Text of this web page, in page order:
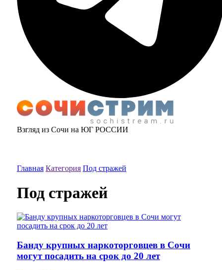
Взгляд из Сочи на ЮГ РОССИИ
Главная Категория Под стражей
Под стражей
Банду крупных наркоторговцев в Сочи
могут посадить на срок до 20 лет